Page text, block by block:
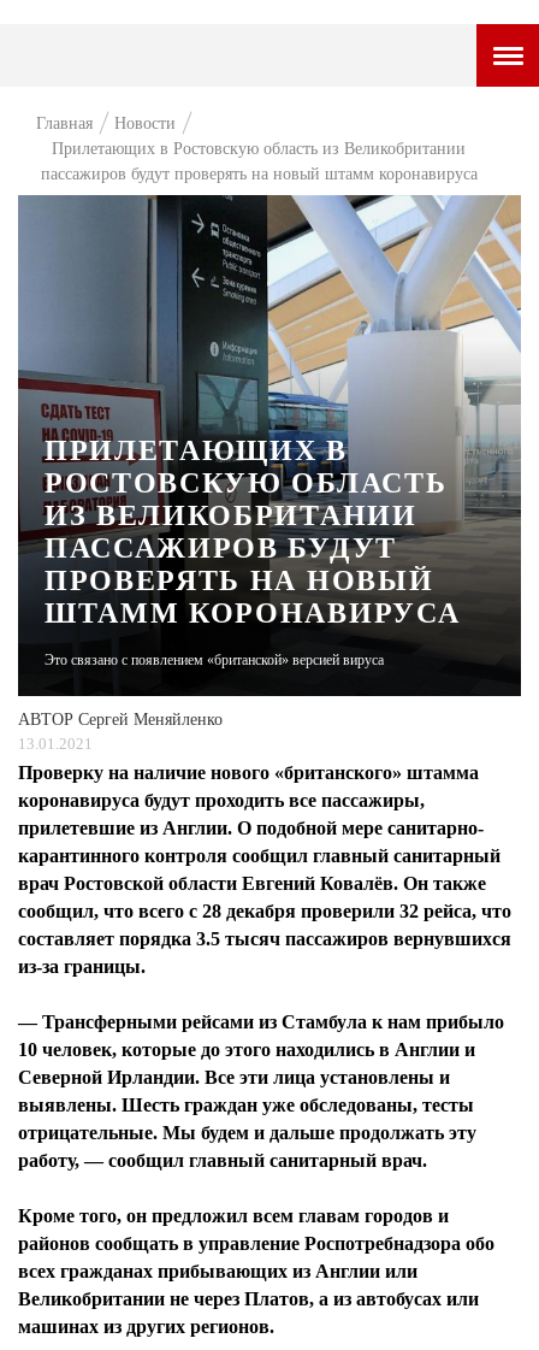
НОВОСТИ
ВОПРОС НЕДЕЛИ
ПРЕМЬЕРА
ТАМ И ТУТ
СТИЛЬ ЖИЗНИ
ХАЙП
ЧЕЛОВЕК ОСОБЕННЫЙ
КУЛЬТ ЕДЫ
АФИША
ЖУРНАЛ
Главная
Новости
Прилетающих в Ростовскую область из Великобритании
пассажиров будут проверять на новый штамм коронавируса
ПРИЛЕТАЮЩИХ В
РОСТОВСКУЮ ОБЛАСТЬ
ИЗ ВЕЛИКОБРИТАНИИ
ПАССАЖИРОВ БУДУТ
ПРОВЕРЯТЬ НА НОВЫЙ
ШТАММ КОРОНАВИРУСА
Это связано с появлением «британской» версией вируса
АВТОР Сергей Меняйленко
13.01.2021
Проверку на наличие нового «британского» штамма
коронавируса будут проходить все пассажиры,
прилетевшие из Англии. О подобной мере санитарно-
карантинного контроля сообщил главный санитарный
врач Ростовской области Евгений Ковалёв. Он также
сообщил, что всего с 28 декабря проверили 32 рейса, что
составляет порядка 3.5 тысяч пассажиров вернувшихся
из-за границы.
— Трансферными рейсами из Стамбула к нам прибыло
10 человек, которые до этого находились в Англии и
Северной Ирландии. Все эти лица установлены и
выявлены. Шесть граждан уже обследованы, тесты
отрицательные. Мы будем и дальше продолжать эту
работу, — сообщил главный санитарный врач.
Кроме того, он предложил всем главам городов и
районов сообщать в управление Роспотребнадзора обо
всех гражданах прибывающих из Англии или
Великобритании не через Платов, а из автобусах или
машинах из других регионов.